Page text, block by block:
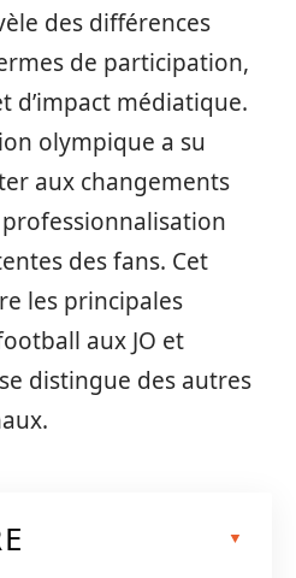
des différences
de participation,
d’impact médiatique.
olympique a su
aux changements
des fans. Cet
les principales
aux JO et
distingue des autres